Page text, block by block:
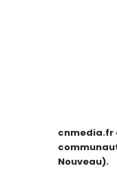
cnmedia.fr
Nouveau).